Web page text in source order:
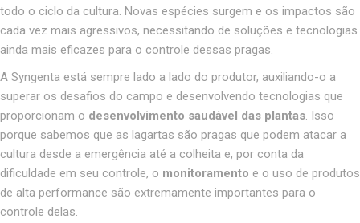
todo o ciclo da cultura. Novas espécies surgem e os impactos são
cada vez mais agressivos, necessitando de soluções e tecnologias
ainda mais eficazes para o controle dessas pragas.
A Syngenta está sempre lado a lado do produtor, auxiliando-o a
superar os desafios do campo e desenvolvendo tecnologias que
proporcionam o desenvolvimento saudável das plantas. Isso
porque sabemos que as lagartas são pragas que podem atacar a
cultura desde a emergência até a colheita e, por conta da
dificuldade em seu controle, o monitoramento e o uso de produtos
de alta performance são extremamente importantes para o
controle delas.